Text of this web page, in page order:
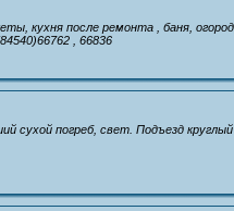
кухня после ремонта , баня,
, 66836
сухой погреб, свет. Подъезд